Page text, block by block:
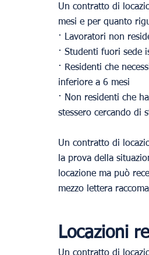
Un contratto di
mesi e per quanto
· Lavoratori non
· Studenti fuori sede
· Residenti che
inferiore a 6 mesi
· Non residenti che
stessero cercando di
Un contratto di
la prova della
locazione ma può
mezzo lettera
Locazioni